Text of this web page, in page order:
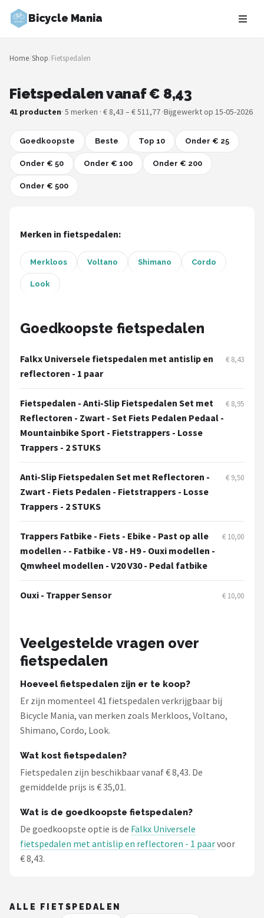
Bicycle Mania
Zoeken
NAVIGATIE
Merken
Blog
Fietsroutes
Kinderfietsen
Stadsfietsen
Elektrische fietsen
Mountainbikes
POPULAIRE MERKEN
Basil
Volare
ABUS
AXA
New Looxs
BBB Cycling
Schwalbe
Voltano
Shimano
Alle merken →
Home/Shop/Fietspedalen
Fietspedalen vanaf € 8,43
41 producten· 5 merken · € 8,43 – € 511,77 ·Bijgewerkt op 15-05-2026
Goedkoopste Beste Top 10 Onder € 25
Onder € 50 Onder € 100 Onder € 200
Onder € 500
Merken in fietspedalen:
Merkloos Voltano Shimano Cordo
Look
Goedkoopste fietspedalen
Falkx Universele fietspedalen met antislip en
reflectoren - 1 paar
€ 8,43
Fietspedalen - Anti-Slip Fietspedalen Set met
Reflectoren - Zwart - Set Fiets Pedalen Pedaal -
Mountainbike Sport - Fietstrappers - Losse
Trappers - 2 STUKS
€ 8,95
Anti-Slip Fietspedalen Set met Reflectoren -
Zwart - Fiets Pedalen - Fietstrappers - Losse
Trappers - 2 STUKS
€ 9,50
Trappers Fatbike - Fiets - Ebike - Past op alle
modellen - - Fatbike - V8 - H9 - Ouxi modellen -
Qmwheel modellen - V20 V30 - Pedal fatbike
€ 10,00
Ouxi - Trapper Sensor € 10,00
Veelgestelde vragen over
fietspedalen
Hoeveel fietspedalen zijn er te koop?
Er zijn momenteel 41 fietspedalen verkrijgbaar bij
Bicycle Mania, van merken zoals Merkloos, Voltano,
Shimano, Cordo, Look.
Wat kost fietspedalen?
Fietspedalen zijn beschikbaar vanaf € 8,43. De
gemiddelde prijs is € 35,01.
Wat is de goedkoopste fietspedalen?
De goedkoopste optie is de Falkx Universele
fietspedalen met antislip en reflectoren - 1 paarvoor
€ 8,43.
ALLE FIETSPEDALEN